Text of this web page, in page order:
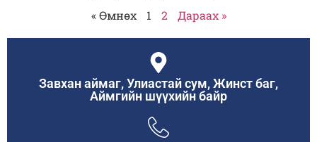
« Өмнөх 1 2 Дараах »
Завхан аймаг, Улиастай сум, Жинст баг,
Аймгийн шүүхийн байр